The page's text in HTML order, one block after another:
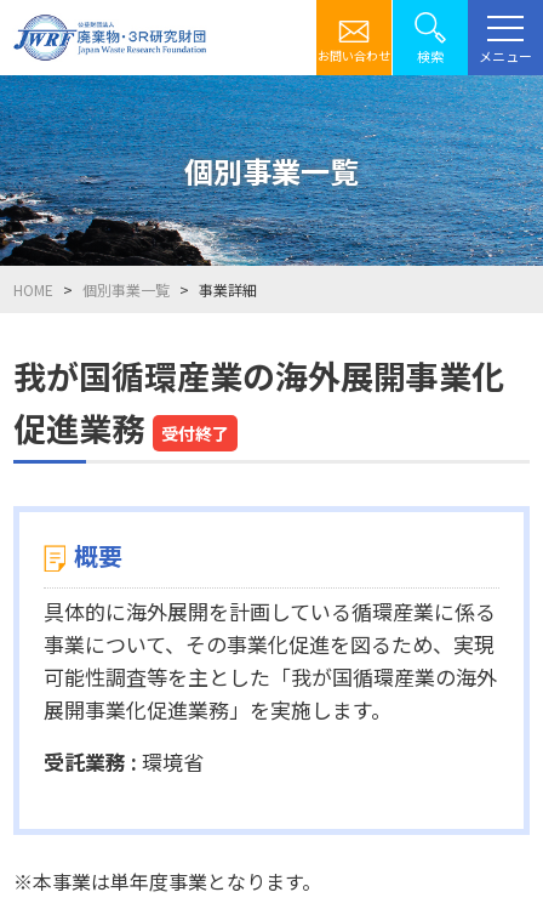
お問い合わせ 検索 メニュー
個別事業一覧
HOME 個別事業一覧 事業詳細
我が国循環産業の海外展開事業化
促進業務
受付終了
概要
具体的に海外展開を計画している循環産業に係る
事業について、その事業化促進を図るため、実現
可能性調査等を主とした「我が国循環産業の海外
展開事業化促進業務」を実施します。
受託業務 :環境省
※本事業は単年度事業となります。